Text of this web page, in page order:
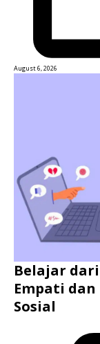
August 6, 2026
Belajar
Empati
Sosial